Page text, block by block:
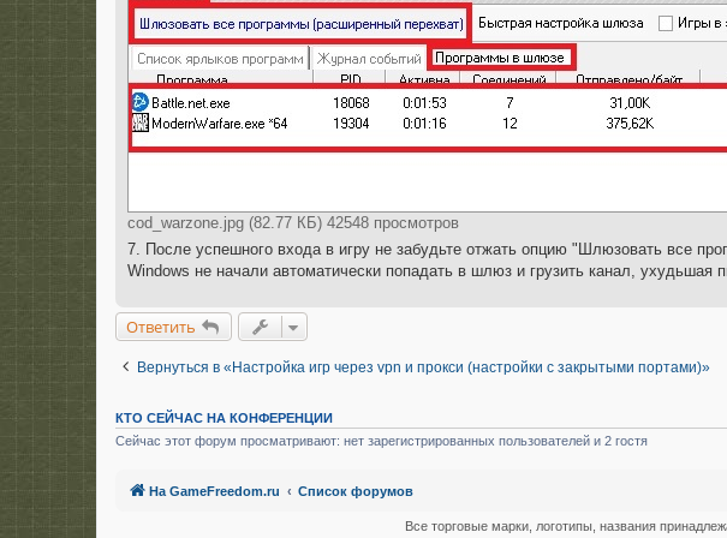
cod_warzone.jpg (82.77 КБ) 42548 просмотров
7. После успешного входа в игру не забудьте отжать опцию "Шлюзовать все
Windows не начали автоматически попадать в шлюз и грузить канал, ухудьшая
Ответить
Вернуться в «Настройка игр через vpn и прокси (настройки с закрытыми портами)»
КТО СЕЙЧАС НА КОНФЕРЕНЦИИ
Сейчас этот форум просматривают: нет зарегистрированных пользователей и 2 гостя
На GameFreedom.ru Список форумов
Все торговые марки, логотипы, названия